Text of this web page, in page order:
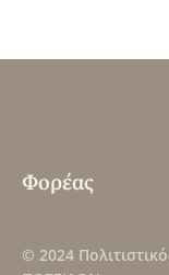
Φορέας
© 2024